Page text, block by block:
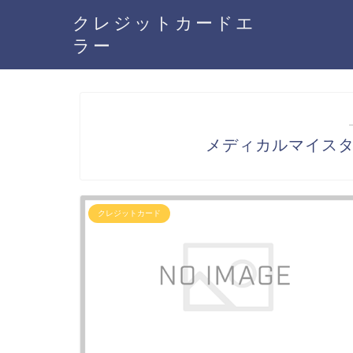
クレジットカードエ
ラー
メディカルマイス
クレジットカード